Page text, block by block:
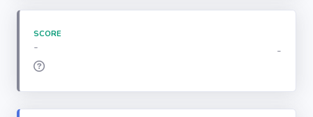
SCORE
- -